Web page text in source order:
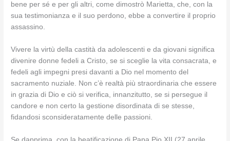
bene per sé e per gli altri, come dimostrò Marietta, che, con la
sua testimonianza e il suo perdono, ebbe a convertire il proprio
assassino.
Vivere la virtù della castità da adolescenti e da giovani significa
divenire donne fedeli a Cristo, se si sceglie la vita consacrata, e
fedeli agli impegni presi davanti a Dio nel momento del
sacramento nuziale. Non c’è realtà più straordinaria che essere
in grazia di Dio e ciò si verifica, innanzitutto, se si persegue il
candore e non certo la gestione disordinata di se stesse,
fidandosi sconsideratamente delle passioni.